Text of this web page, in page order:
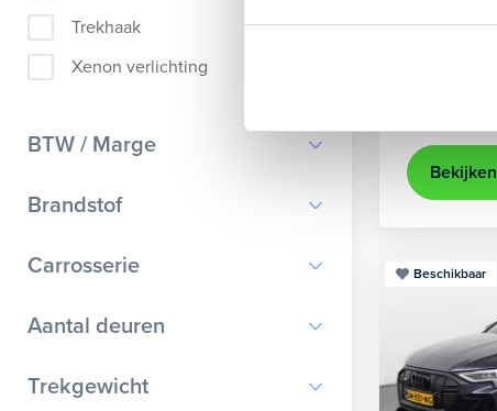
Trekhaak
Xenon verlichting
BTW / Marge
BTW
Brandstof
Benzine
Elektrisch
Hybride benzine
Carrosserie
Bestelauto
Chassis cabine
Aantal deuren
Trekgewicht
Bekijken
Beschikbaar